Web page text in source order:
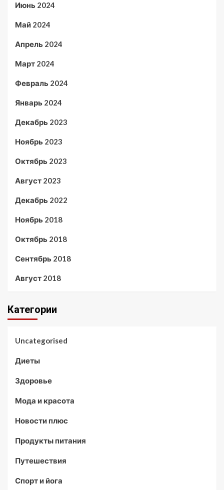
Июнь 2024
Май 2024
Апрель 2024
Март 2024
Февраль 2024
Январь 2024
Декабрь 2023
Ноябрь 2023
Октябрь 2023
Август 2023
Декабрь 2022
Ноябрь 2018
Октябрь 2018
Сентябрь 2018
Август 2018
Категории
Uncategorised
Диеты
Здоровье
Мода и красота
Новости плюс
Продукты питания
Путешествия
Спорт и йога